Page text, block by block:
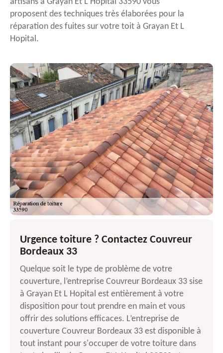
proposent des techniques très élaborées pour la
réparation des fuites sur votre toit à Grayan Et L
Hopital.
Urgence toiture ? Contactez Couvreur
Bordeaux 33
Quelque soit le type de problème de votre
couverture, l’entreprise Couvreur Bordeaux 33 sise
à Grayan Et L Hopital est entièrement à votre
disposition pour tout prendre en main et vous
offrir des solutions efficaces. L’entreprise de
couverture Couvreur Bordeaux 33 est disponible à
tout instant pour s'occuper de votre toiture dans